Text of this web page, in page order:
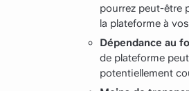
pourrez peut-être
la plateforme à
Dépendance au
de plateforme
potentiellement